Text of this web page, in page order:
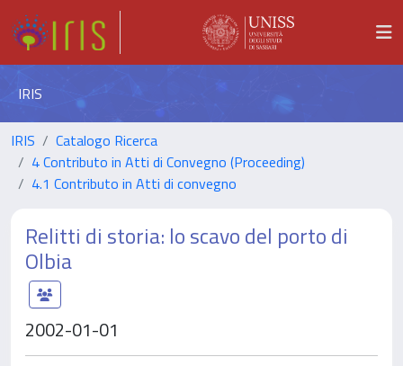
IRIS
IRIS
Catalogo Ricerca
4 Contributo in Atti di Convegno (Proceeding)
4.1 Contributo in Atti di convegno
Relitti di storia: lo scavo del porto di
Olbia
2002-01-01